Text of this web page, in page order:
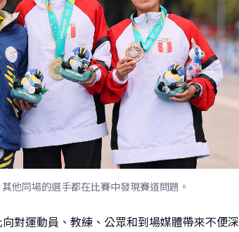
他同場的選手都在比賽中發現賽道問題。
對運動員、教練、公眾和到場媒體帶來不便深